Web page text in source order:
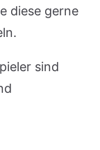
diese gerne
sind